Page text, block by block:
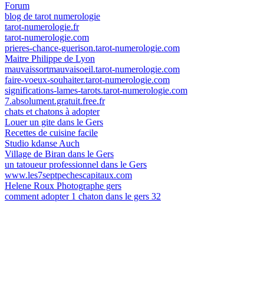
Forum
blog de tarot numerologie
tarot-numerologie.fr
tarot-numerologie.com
prieres-chance-guerison.tarot-numerologie.com
Maitre Philippe de Lyon
mauvaissortmauvaisoeil.tarot-numerologie.com
faire-voeux-souhaiter.tarot-numerologie.com
significations-lames-tarots.tarot-numerologie.com
7.absolument.gratuit.free.fr
chats et chatons à adopter
Louer un gite dans le Gers
Recettes de cuisine facile
Studio kdanse Auch
Village de Biran dans le Gers
un tatoueur professionnel dans le Gers
www.les7septpechescapitaux.com
Helene Roux Photographe gers
comment adopter 1 chaton dans le gers 32